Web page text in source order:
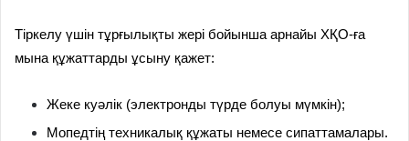
Тіркелу үшін тұрғылықты жері бойынша арнайы ХҚО-ға
мына құжаттарды ұсыну қажет:
Жеке куәлік (электронды түрде болуы мүмкін);
Мопедтің техникалық құжаты немесе сипаттамалары.